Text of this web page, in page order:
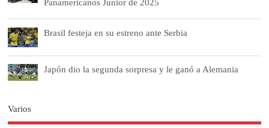
Panamericanos Junior de 2025
Brasil festeja en su estreno ante Serbia
Japón dio la segunda sorpresa y le ganó a Alemania
Varios